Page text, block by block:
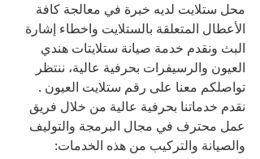
محل ستلايت لديه خبرة في معالجة كافة
الأعطال المتعلقة بالستلايت واخطاء إشارة
البث ونقدم خدمة صيانة ستلايتات هندي
العيون والرسيفرات بحرفية عالية، ننتظر
تواصلكم معنا على رقم ستلايت العيون .
نقدم خدماتنا بحرفية عالية من خلال فريق
عمل محترف في مجال البرمجة والتوليف
والصيانة والتركيب من هذه الخدمات: